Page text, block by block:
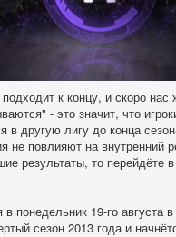
к концу, и скоро
- это значит, что
в другую лигу до конца
не повлияют на внутренний
результаты, то перейдёте
понедельник 19-го августа
сезон 2013 года и